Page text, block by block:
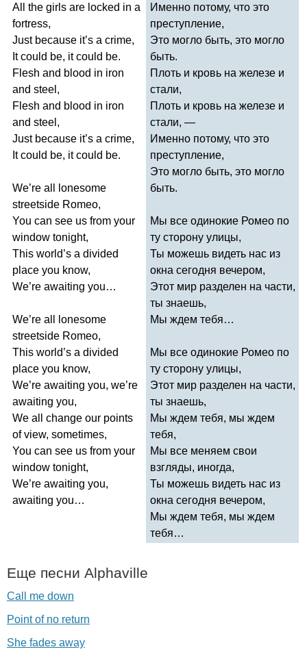
All
the girls are locked in a
fortress,
Just because it’s a crime,
It could be, it could be.
Flesh and blood in iron
and steel ,
Flesh and blood in iron
and steel ,
Just because it’s a crime,
It could be, it could be.
We’re all
lonesome
streetside Romeo,
You can see us from your
window tonight,
This world’s a divided
place you know,
We’re awaiting you…
We’re all
lonesome
streetside Romeo,
This world’s a divided
place you know,
We’re awaiting you, we’re
awaiting you,
We all change our points
of view, sometimes,
You can see us from your
window tonight,
We’re awaiting you,
awaiting you…
Именно потому, что это
преступление,
Это могло быть, это могло
быть.
Плоть и кровь на железе и
стали,
Плоть и кровь на железе и
стали, ―
Именно потому, что это
преступление,
Это могло быть, это могло
быть.
Мы все одинокие Ромео по
ту сторону улицы,
Ты можешь видеть нас из
окна сегодня вечером,
Этот мир разделен на части,
ты знаешь,
Мы ждем тебя…
Мы все одинокие Ромео по
ту сторону улицы,
Этот мир разделен на части,
ты знаешь,
Мы ждем тебя, мы ждем
тебя,
Мы все меняем свои
взгляды, иногда,
Ты можешь видеть нас из
окна сегодня вечером,
Мы ждем тебя, мы ждем
тебя…
Еще песни Alphaville
Call me down
Point of no return
She fades away